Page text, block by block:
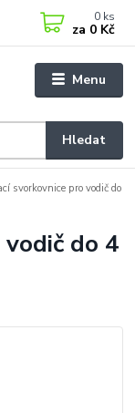
Menu
Hledat
0 ks
za 0 Kč
svorkovnice pro vodič do
do 4